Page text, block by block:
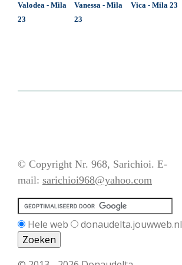
Valodea - Mila
23
Vanessa - Mila
23
Vica - Mila 23
© Copyright Nr. 968, Sarichioi. E-
mail: sarichioi968@yahoo.com
Hele web donaudelta.jouwweb.nl